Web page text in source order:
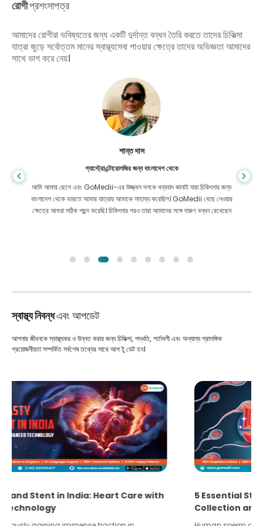
রোগীপ্রশংসাপত্র
আমাদের রোগীরা ভবিষ্যতের জন্য একটি দুর্দান্ত বন্ধন তৈরি করতে তাদের চিকিত্সা
যাত্রা জুড়ে সর্বোত্তম মানের স্বাস্থ্যসেবা পাওয়ার ক্ষেত্রে তাদের অভিজ্ঞতা আমাদের
সাথে ভাগ করে নেয়।
শান্ত দাস
গ্যাস্ট্রোএন্টারোলজির জন্য বাংলাদেশ থেকে
আমি আমার ছেলে এবং GoMedii-এর উজ্জ্বল দলকে ধন্যবাদ জানাই যারা চিকিৎসার জন্য
বাংলাদেশ থেকে ভারতে আমার যাত্রায় আমাকে সাহায্য করেছিল। GoMedii বেছে নেওয়ার
ক্ষেত্রে আমরা সঠিক পছন্দ করেছি। চিকিৎসার পরও তারা আমাদের সঙ্গে দারুণ বন্ধন রেখেছেন
স্বাস্থ্য নিবন্ধএবং আপডেট
আপনার জীবনকে স্বাস্থ্যকর ও উন্নত করার জন্য চিকিত্সা, পদ্ধতি, শর্তাবলী এবং অন্যান্য প্রাসঙ্গিক
প্রয়োজনীয়তা সম্পর্কিত সর্বশেষ তথ্যের সাথে আপ টু ডেট হন।
5 Essential Steps for Effective Human Sperm
Collection and Processing Methods